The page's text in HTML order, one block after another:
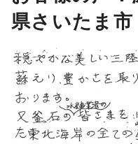
県さいたま